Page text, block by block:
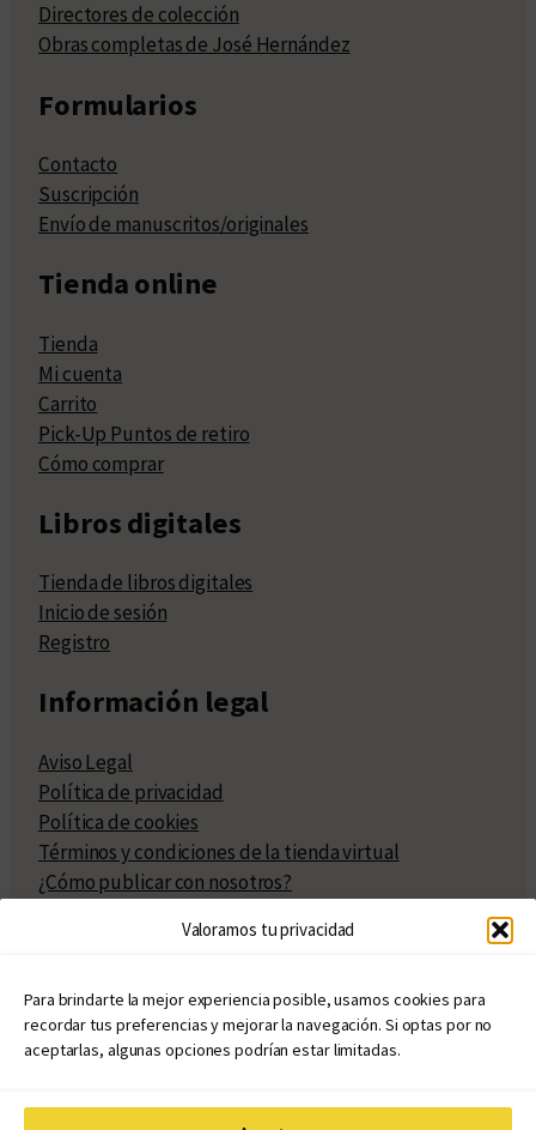
Valoramos tu privacidad
Para brindarte la mejor experiencia posible, usamos cookies para
recordar tus preferencias y mejorar la navegación. Si optas por no
aceptarlas, algunas opciones podrían estar limitadas.
Directores de colección
Obras completas de José Hernández
Formularios
Contacto
Suscripción
Envío de manuscritos/originales
Tienda online
Tienda
Mi cuenta
Carrito
Pick-Up Puntos de retiro
Cómo comprar
Libros digitales
Tienda de libros digitales
Inicio de sesión
Registro
Información legal
Aviso Legal
Política de privacidad
Política de cookies
Términos y condiciones de la tienda virtual
¿Cómo publicar con nosotros?
Políticas de publicación
Políticas de coedición
Atribuciones